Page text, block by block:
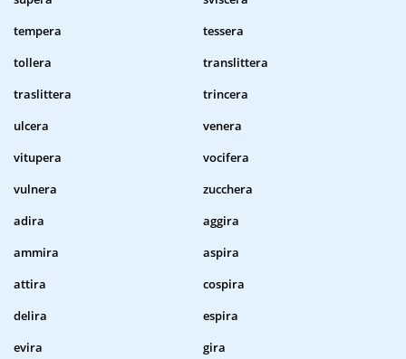
tempera
tessera
tollera
translittera
traslittera
trincera
ulcera
venera
vitupera
vocifera
vulnera
zucchera
adira
aggira
ammira
aspira
attira
cospira
delira
espira
evira
gira